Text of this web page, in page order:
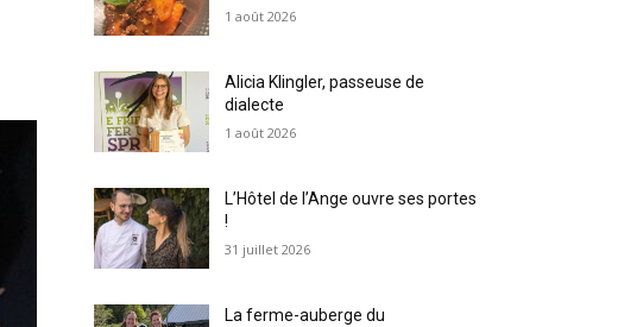
1 août 2026
Alicia Klingler, passeuse de
dialecte
1 août 2026
L’Hôtel de l’Ange ouvre ses portes
!
31 juillet 2026
La ferme-auberge du